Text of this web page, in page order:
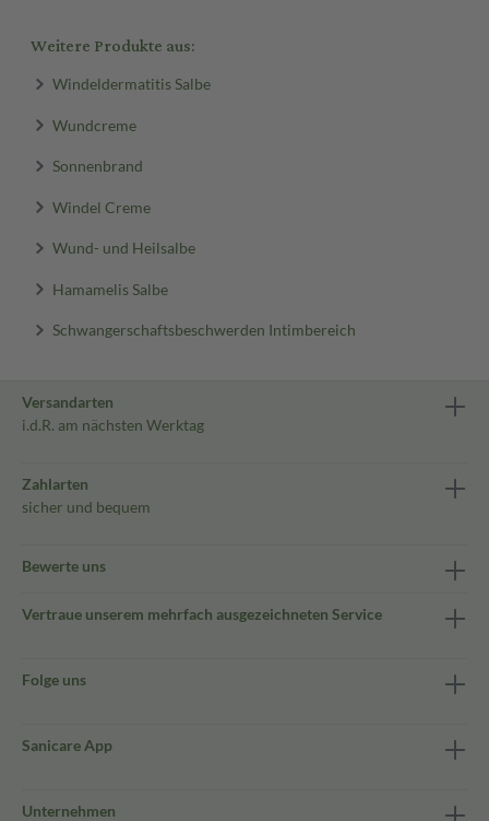
Weitere Produkte aus:
Windeldermatitis Salbe
Wundcreme
Sonnenbrand
Windel Creme
Wund- und Heilsalbe
Hamamelis Salbe
Schwangerschaftsbeschwerden Intimbereich
Versandarten
i.d.R. am nächsten Werktag
Zahlarten
sicher und bequem
Bewerte uns
Vertraue unserem mehrfach ausgezeichneten Service
Folge uns
Sanicare App
Unternehmen